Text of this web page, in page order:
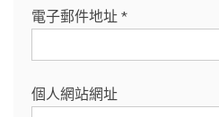
電子郵件地址 *
個人網站網址